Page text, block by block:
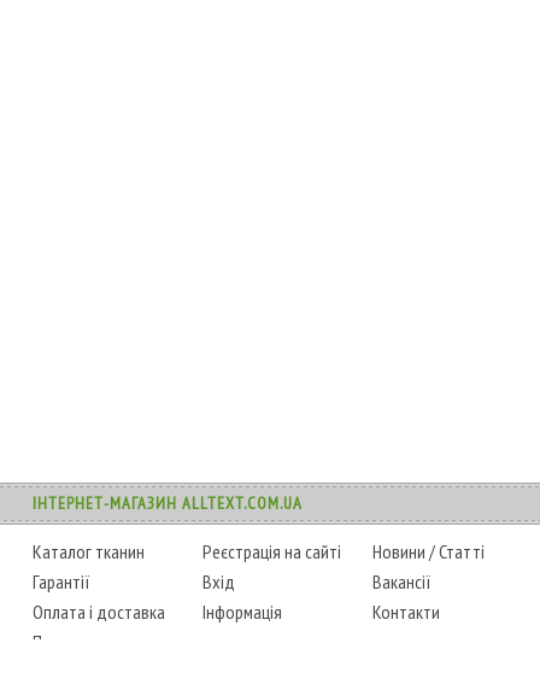
ІНТЕРНЕТ-МАГАЗИН ALLTEXT.COM.UA
Каталог тканин
Гарантії
Оплата і доставка
Повернення товару
Реєстрація на сайті
Вхід
Інформація
Новини /Статті
Вакансії
Контакти